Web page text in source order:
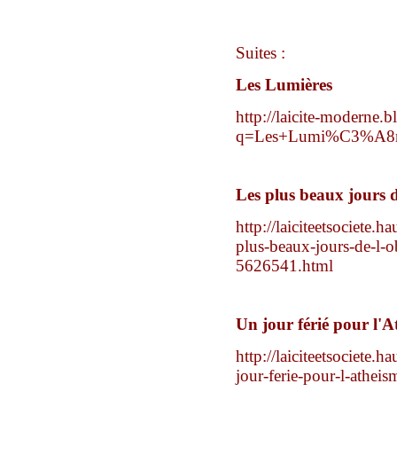
Suites :
Les Lumières
http://laicite-
Les plus beaux jours
http://
plus-beaux-jours-de-l-
5626541.html
Un jour férié pour
http://
jour-ferie-pour-l-